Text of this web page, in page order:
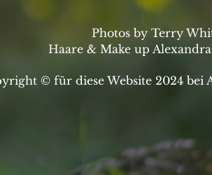
Photos by Terry
Haare & Make up
© für diese Website 2024 bei